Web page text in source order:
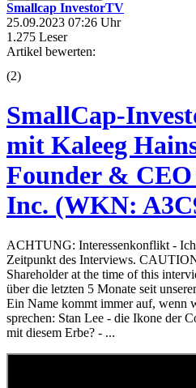
Smallcap InvestorTV
25.09.2023 07:26 Uhr
1.275 Leser
Artikel bewerten:
(2)
SmallCap-
mit Kaleeg
Founder &
Inc. (WKN:
ACHTUNG: Interessenkonflikt -
Zeitpunkt des Interviews.
Shareholder at the time of this
über die letzten 5 Monate seit
Ein Name kommt immer auf, wenn
sprechen: Stan Lee - die Ikone der
mit diesem Erbe? - ...